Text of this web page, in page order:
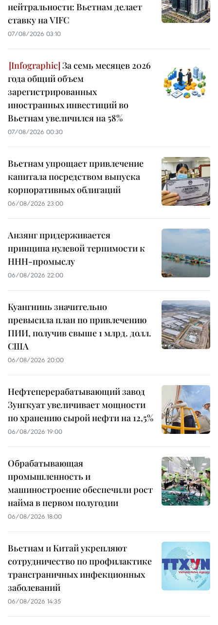
нейтральности: Вьетнам делает
ставку на VIFC
07/08/2026 03:10
За семь месяцев 2026
года общий объем
зарегистрированных
иностранных инвестиций во
Вьетнам увеличился на 58%
07/08/2026 00:30
Вьетнам упрощает привлечение
капитала посредством выпуска
корпоративных облигаций
06/08/2026 23:00
Анзянг придерживается
принципа нулевой терпимости к
ННН-промыслу
06/08/2026 22:00
Куангнинь значительно
превысила план по привлечению
ПИИ, получив свыше 1 млрд. долл.
США
06/08/2026 20:00
Нефтеперерабатывающий завод
Зунгкуат увеличивает мощности
по хранению сырой нефти на 12,5%
06/08/2026 19:00
Обрабатывающая
промышленность и
машиностроение обеспечили рост
найма в первом полугодии
06/08/2026 18:00
Вьетнам и Китай укрепляют
сотрудничество по профилактике
трансграничных инфекционных
заболеваний
06/08/2026 14:35